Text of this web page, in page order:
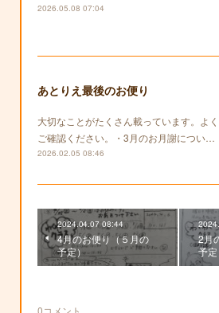
2026.05.08 07:04
あとりえ最後のお便り
大切なことがたくさん載っています。よく
ご確認ください。・3月のお月謝につい…
2026.02.05 08:46
2024.04.07 08:44
4月のお便り（５月の
予定）
2月
予
0コメント